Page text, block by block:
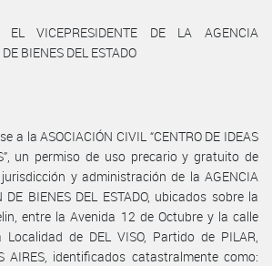
VICEPRESIDENTE DE LA AGENCIA
BIENES DEL ESTADO
a la ASOCIACIÓN CIVIL “CENTRO DE IDEAS
un permiso de uso precario y gratuito de
y administración de la AGENCIA
DE BIENES DEL ESTADO, ubicados sobre la
entre la Avenida 12 de Octubre y la calle
de DEL VISO, Partido de PILAR,
AIRES, identificados catastralmente como: